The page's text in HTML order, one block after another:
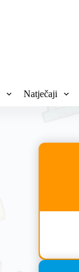
Natječaji